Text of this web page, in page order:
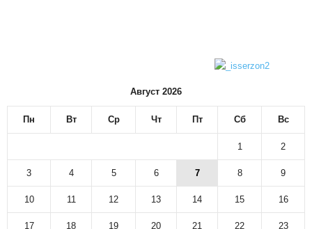
Август 2026
Пн Вт Ср Чт Пт Сб Вс
1 2
3 4 5 6 7 8 9
10 11 12 13 14 15 16
17 18 19 20 21 22 23